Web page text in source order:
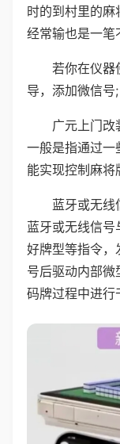
时的到村里的
经常输也是一笔
若你在仪器
导，添加微信号
广元上门改
一般是指通过一
能实现控制麻将
蓝牙或无线
蓝牙或无线信
好牌型等指令，
号后驱动内部微
码牌过程中进行